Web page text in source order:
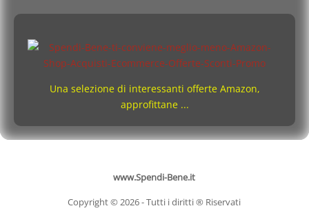
Una selezione di interessanti offerte Amazon,
approfittane ...
www.Spendi-Bene.it
Copyright © 2026 - Tutti i diritti ® Riservati